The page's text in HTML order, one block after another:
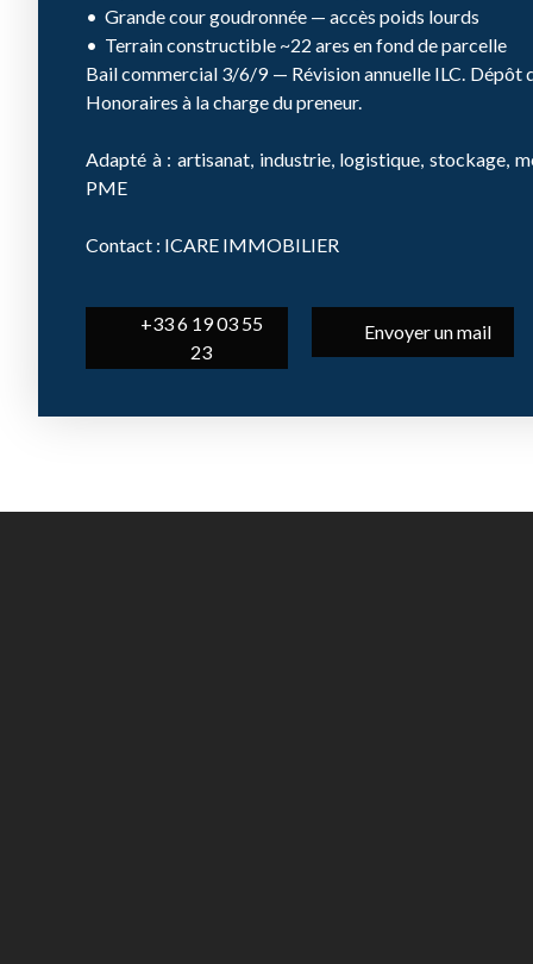
Grande cour goudronnée — accès poids lourds
Terrain constructible ~22 ares en fond de parcelle
Bail commercial 3/6/9 — Révision annuelle ILC. Dépôt
Honoraires à la charge du preneur.
Adapté à : artisanat, industrie, logistique, stockage,
PME
Contact : ICARE IMMOBILIER
+33 6 19 03 55
23
Envoyer un mail